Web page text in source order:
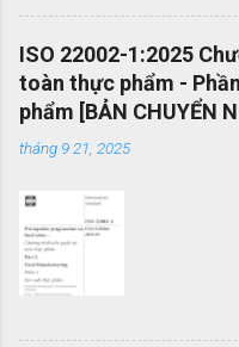
án theo tiêu
của dự án
lợi ích của
chuyển
các tổ
nhân viên
ISO 22002-1:2025
toàn thực phẩm -
phẩm [BẢN CHUYỂN
tháng 9 21, 2025